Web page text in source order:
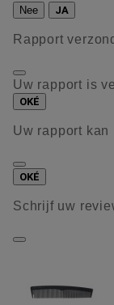
Nee JA
Rapport
Uw rapport is
OKÉ
Uw rapport kan
OKÉ
Schrijf uw